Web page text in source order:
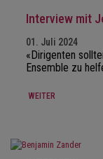
Interview mit
01. Juli 2024
«Dirigenten
Ensemble zu
WEITER